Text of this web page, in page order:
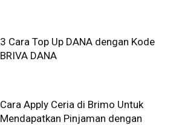
3 Cara Top Up DANA dengan Kode
BRIVA DANA
Cara Apply Ceria di Brimo Untuk
Mendapatkan Pinjaman dengan